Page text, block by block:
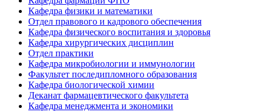
Кафедра физики и математики
Отдел правового и кадрового обеспечения
Кафедра физического воспитания и здоровья
Кафедра хирургических дисциплин
Отдел практики
Кафедра микробиологии и иммунологии
Факультет последипломного образования
Кафедра биологической химии
Деканат фармацевтического факультета
Кафедра менеджмента и экономики